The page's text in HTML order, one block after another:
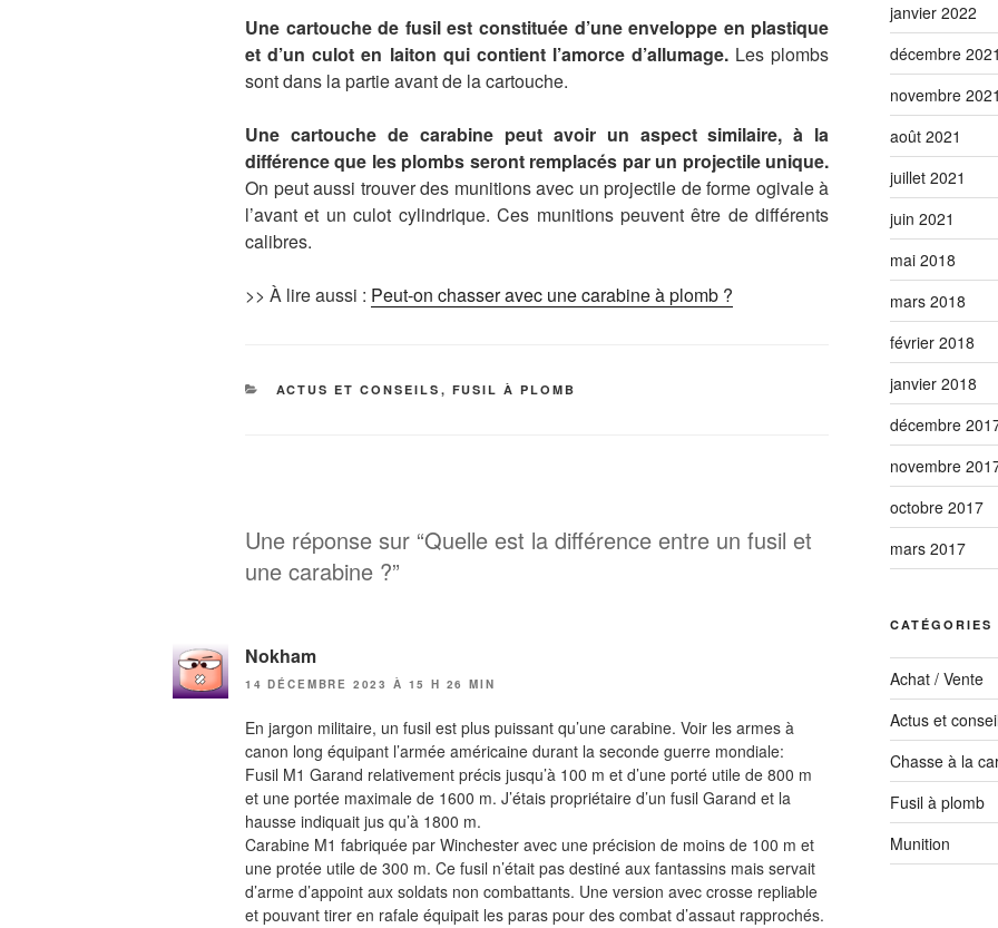
Une cartouche de fusil est constituée d’une enveloppe en plastique
et d’un culot en laiton qui contient l’amorce d’allumage. Les plombs
sont dans la partie avant de la cartouche.
Une cartouche de carabine peut avoir un aspect similaire, à la
différence que les plombs seront remplacés par un projectile unique.
On peut aussi trouver des munitions avec un projectile de forme ogivale à
l’avant et un culot cylindrique. Ces munitions peuvent être de différents
calibres.
>> À lire aussi : Peut-on chasser avec une carabine à plomb ?
CATÉGORIES
ACTUS ET CONSEILS , FUSIL À PLOMB
Une réponse sur “Quelle est la différence entre un fusil et
une carabine ?”
Nokham
14 DÉCEMBRE 2023 À 15 H 26 MIN
En jargon militaire, un fusil est plus puissant qu’une carabine. Voir les armes à
canon long équipant l’armée américaine durant la seconde guerre mondiale:
Fusil M1 Garand relativement précis jusqu’à 100 m et d’une porté utile de 800 m
et une portée maximale de 1600 m. J’étais propriétaire d’un fusil Garand et la
hausse indiquait jus qu’à 1800 m.
Carabine M1 fabriquée par Winchester avec une précision de moins de 100 m et
une protée utile de 300 m. Ce fusil n’était pas destiné aux fantassins mais servait
d’arme d’appoint aux soldats non combattants. Une version avec crosse repliable
et pouvant tirer en rafale équipait les paras pour des combat d’assaut rapprochés.
janvier 2022
décembre 2021
novembre 2021
août 2021
juillet 2021
juin 2021
mai 2018
mars 2018
février 2018
janvier 2018
décembre
novembre
octobre 2017
mars 2017
CATÉGORIES
Achat / Vente
Actus et
Chasse à la
Fusil à plomb
Munition